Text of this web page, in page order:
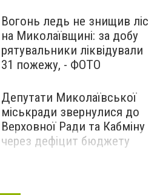
Вогонь ледь не знищив ліс
на Миколаївщині: за добу
рятувальники ліквідували
31 пожежу, - ФОТО
Депутати Миколаївської
міськради звернулися до
Верховної Ради та Кабміну
через дефіцит бюджету